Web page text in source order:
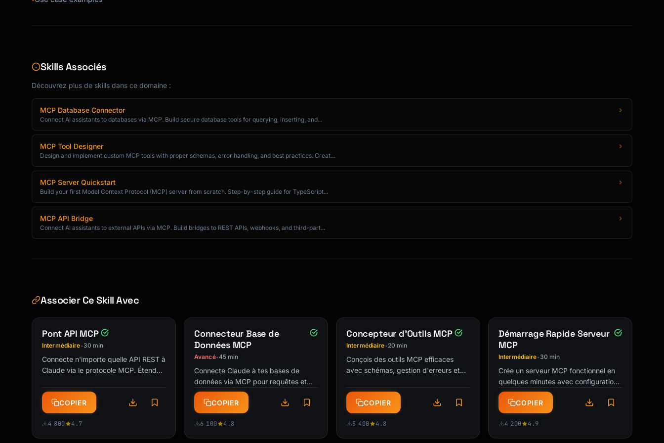
    };
);
```
---
## Context Tools
### Save Context Tool
```typescript
server.tool(
  "save-context",
  "Save information for future reference. Use for important facts, decisions, or notes the user wants to remember.",
  {
    category: {
      description: "Category for the note (e.g., 'project', 'meeting', 'idea')",
      description: "Brief title for the note",
    },
      type: "string",
      description: "The content to save",
    },
    tags: {
      items: { type: "string" },
      description: "Optional tags for searchability",
  },
Skills Associés
Découvrez plus de skills dans ce domaine :
MCP Database Connector
Connect AI assistants to databases via MCP. Build secure database tools for querying, inserting, and...
MCP Tool Designer
Design and implement custom MCP tools with proper schemas, error handling, and best practices. Creat...
MCP Server Quickstart
Build your first Model Context Protocol (MCP) server from scratch. Step-by-step guide for TypeScript...
MCP API Bridge
Connect AI assistants to external APIs via MCP. Build bridges to REST APIs, webhooks, and third-part...
Associer Ce Skill Avec
Pont API MCP
Intermédiaire• 30 min
Connecte n'importe quelle API REST à
Claude via le protocole MCP. Étends
COPIER
4 800 4.7
Connecteur Base de
Données MCP
Avancé•45 min
Connecte Claude à tes bases de
données via MCP pour requêtes et
analyse en langage naturel. Tes
données accessibles en parlant.
COPIER
6 100 4.8
Concepteur d'Outils MCP
Intermédiaire• 20 min
Conçois des outils MCP efficaces
avec schémas, gestion d'erreurs et
qui marchent.
COPIER
5 400 4.8
Démarrage Rapide Serveur
MCP
Intermédiaire• 30 min
Crée un serveur MCP fonctionnel en
quelques minutes avec configuration
et déploiement. Ton premier MCP en
un clin d'œil.
COPIER
4 200 4.9